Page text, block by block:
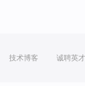
技术博客 诚聘英才